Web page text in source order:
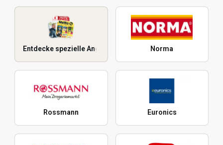
Entdecke spezielle Angebote Norma
Rossmann Euronics